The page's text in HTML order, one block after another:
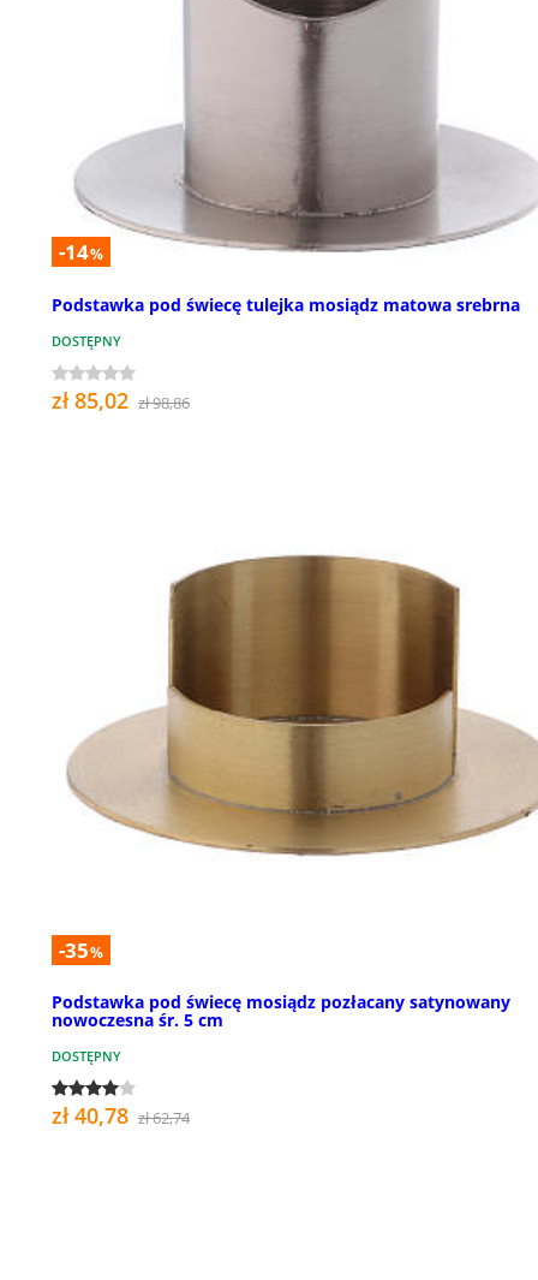
-14%
Podstawka pod świecę tulejka mosiądz matowa srebrna
DOSTĘPNY
zł 85,02 zł 98,86
-35%
Podstawka pod świecę mosiądz pozłacany satynowany
nowoczesna śr. 5 cm
DOSTĘPNY
zł 40,78 zł 62,74